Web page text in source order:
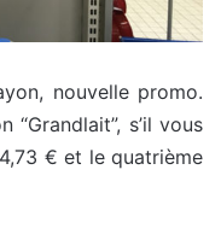
nouvelle promo.
“Grandlait”, s’il vous
€ et le quatrième